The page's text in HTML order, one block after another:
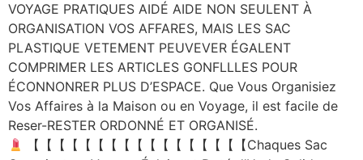
VOYAGE PRATIQUES AIDÉ AIDE NON SEULENT À
ORGANISATION VOS AFFARES, MAIS LES SAC
PLASTIQUE VETEMENT PEUVEVER ÉGALENT
COMPRIMER LES ARTICLES GONFLLLES POUR
ÉCONNONRER PLUS D’ESPACE. Que Vous Organisiez
Vos Affaires à la Maison ou en Voyage, il est facile de
Reser-RESTER ORDONNÉ ET ORGANISÉ.
【【【【【【【【【【【【【【【【【Chaques Sac